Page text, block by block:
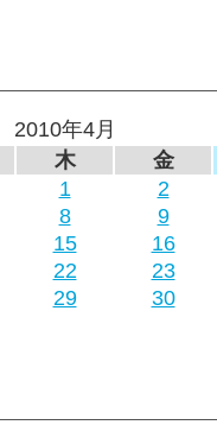
2010年4月
木
金
1
2
8
9
15
16
22
23
29 30